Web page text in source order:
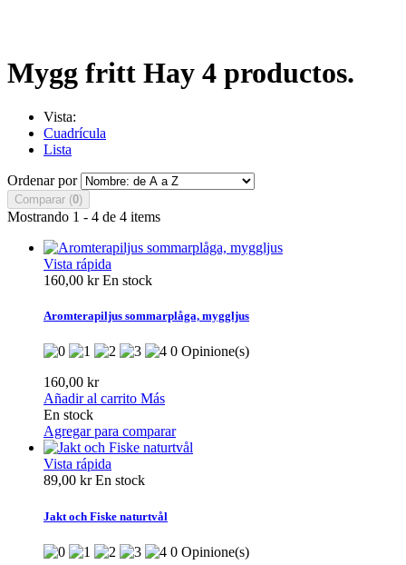
Mygg fritt Hay 4 productos.
Vista:
Cuadrícula
Lista
Ordenar por
Comparar (0)
Mostrando 1 - 4 de 4 items
Vista rápida
160,00 krEn stock
Aromterapiljus sommarplåga, myggljus
0 Opinione(s)
160,00 kr
Añadir al carrito Más
En stock
Agregar para comparar
Vista rápida
89,00 krEn stock
Jakt och Fiske naturtvål
0 Opinione(s)